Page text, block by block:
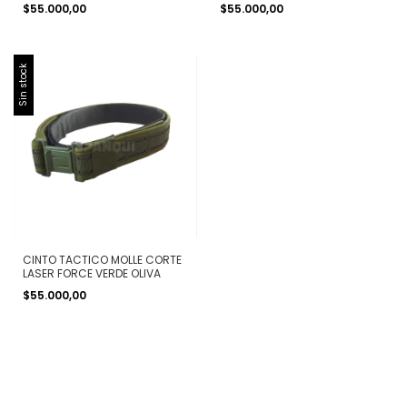
$55.000,00
$55.000,00
Sin stock
CINTO TACTICO MOLLE CORTE
LASER FORCE VERDE OLIVA
$55.000,00